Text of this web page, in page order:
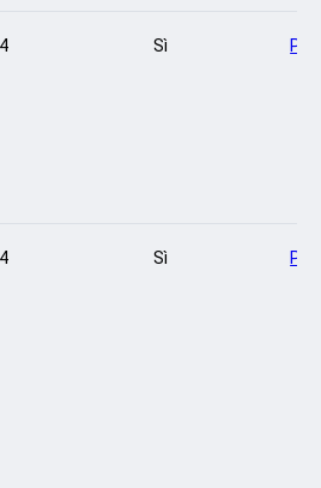
Sì
Sì